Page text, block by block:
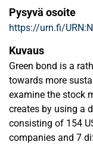
Pysyvä osoite
https://urn.fi/
Kuvaus
Green bond is a
towards more
examine the stock
creates by using a
consisting of 154
companies and 7